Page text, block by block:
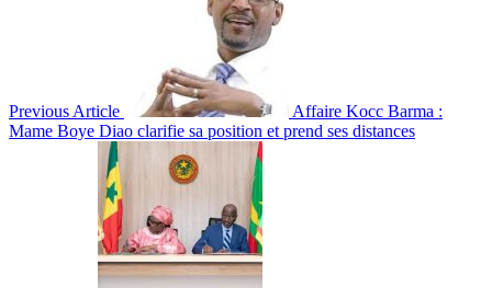
Previous Article
Affaire Kocc Barma :
Mame Boye Diao clarifie sa position et prend ses distances